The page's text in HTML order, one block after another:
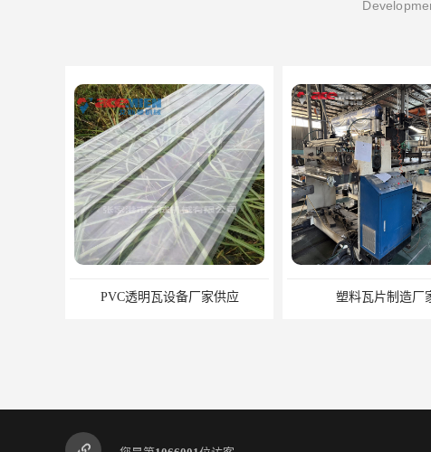
PVC透明瓦设备厂家供应 塑料瓦片制造厂